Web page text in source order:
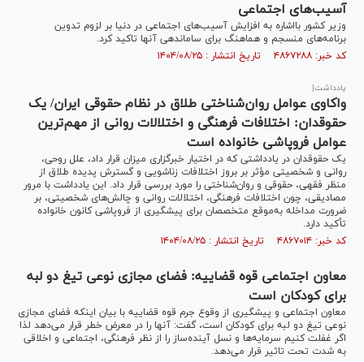
آسیب‌های اجتماعی
وزیر کشور بااشاره به افزایش آسیب‌های اجتماعی در دنیا بر لزوم تدوین
برنامه‌های منسجم و هماهنگ برای ساماندهی آنها تاکید کرد.
کد خبر: ۴۸۶۷۲۸۸ تاریخ انتشار : ۱۴۰۴/۰۸/۲۵
یادداشت|
واکاوی عوامل روان‌شناختی طلاق در نظام حقوقی ایران/ یک
حقوقدان: اختلافات فرهنگی و اختلالات روانی از مهم‌ترین
عوامل فروپاشی خانواده است
یک حقوقدان در یادداشتی که در اختیار خبرگزاری میزان قرار داد، علل روحی،
روانی و شخصیتی مؤثر بر بروز اختلافات زناشویی و گسترش پدیده طلاق از
منظر فقهی، حقوقی و روان‌شناختی را مورد بررسی قرار داد. این یادداشت با مرور
مصادیقی، چون اختلافات فرهنگی، اختلالات روانی و چالش‌های شخصیتی، بر
ضرورت مداخله به‌موقع متخصصان برای پیشگیری از فروپاشی کانون خانواده
تأکید دارد.
کد خبر: ۴۸۶۷۰۱۴ تاریخ انتشار : ۱۴۰۴/۰۸/۲۵
معاون اجتماعی قوه قضاییه: فضای مجازی نوعی تیغ دو لبه
برای کودکان است
معاون اجتماعی و پیشگیری از وقوع جرم قوه قضاییه با بیان اینکه فضای مجازی
نوعی تیغ دو لبه برای کودکان است، گفت: آنها را در معرض خطر قرار می‌دهد لذا
اگر غفلت کنیم سرمایه‌ها و نسل آینده‌ساز را از نظر فرهنگی، اجتماعی و اخلاقی
به شدت تحت تاثیر قرار می‌دهد.